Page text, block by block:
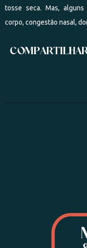
tosse seca. Mas,
corpo, congestão nasal,